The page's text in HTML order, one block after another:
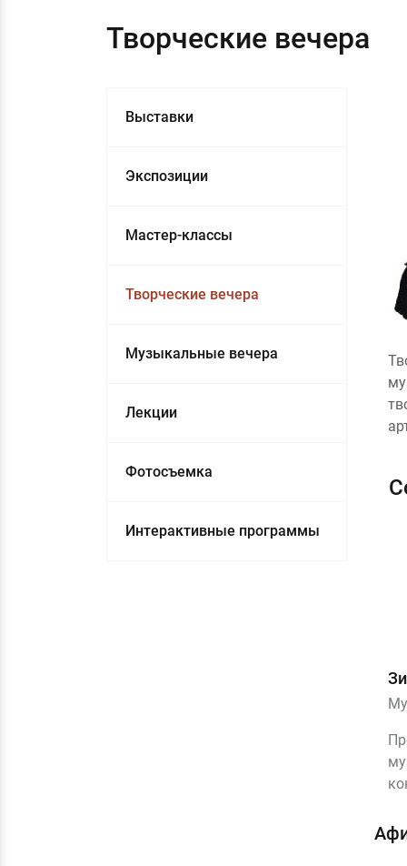
Творческие вечера
Выставки
Экспозиции
Мастер-классы
Творческие вечера
Музыкальные вечера
Лекции
Фотосъемка
Интерактивные программы